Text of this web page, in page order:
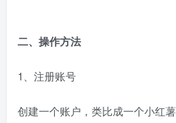
二、操作方法
1、注册账号
创建一个账户，类比成一个小红